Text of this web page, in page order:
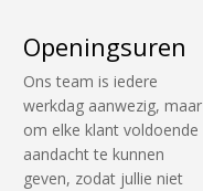
Openingsuren
Ons team is iedere
werkdag aanwezig, maar
om elke klant voldoende
aandacht te kunnen
geven, zodat jullie niet